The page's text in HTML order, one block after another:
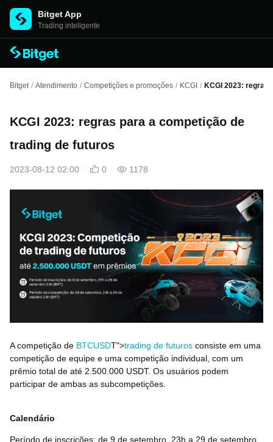
Bitget App
Trading inteligente
Bitget / Atendimento / Competições e promoções / KCGI / KCGI 2023: regras
KCGI 2023: regras para a competição de
trading de futuros
2023-08-12 02:00 0 1178
A competição de BTCUSDT">trading de futuros consiste em uma
competição de equipe e uma competição individual, com um
prêmio total de até 2.500.000 USDT. Os usuários podem
participar de ambas as subcompetições.
Calendário
Período de inscrições: de 9 de setembro, 23h a 29 de setembro